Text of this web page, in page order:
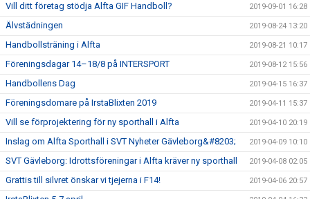
Vill ditt företag stödja Alfta GIF Handboll? 2019-09-01 16:28
Älvstädningen 2019-08-24 13:20
Handbollsträning i Alfta 2019-08-21 10:17
Föreningsdagar 14–18/8 på INTERSPORT 2019-08-12 15:56
Handbollens Dag 2019-04-15 16:37
Föreningsdomare på IrstaBlixten 2019 2019-04-11 15:37
Vill se förprojektering för ny sporthall i Alfta 2019-04-10 20:19
Inslag om Alfta Sporthall i SVT Nyheter Gävleborg&#8203; 2019-04-09 10:10
SVT Gävleborg: Idrottsföreningar i Alfta kräver ny sporthall 2019-04-08 02:05
Grattis till silvret önskar vi tjejerna i F14! 2019-04-06 20:57